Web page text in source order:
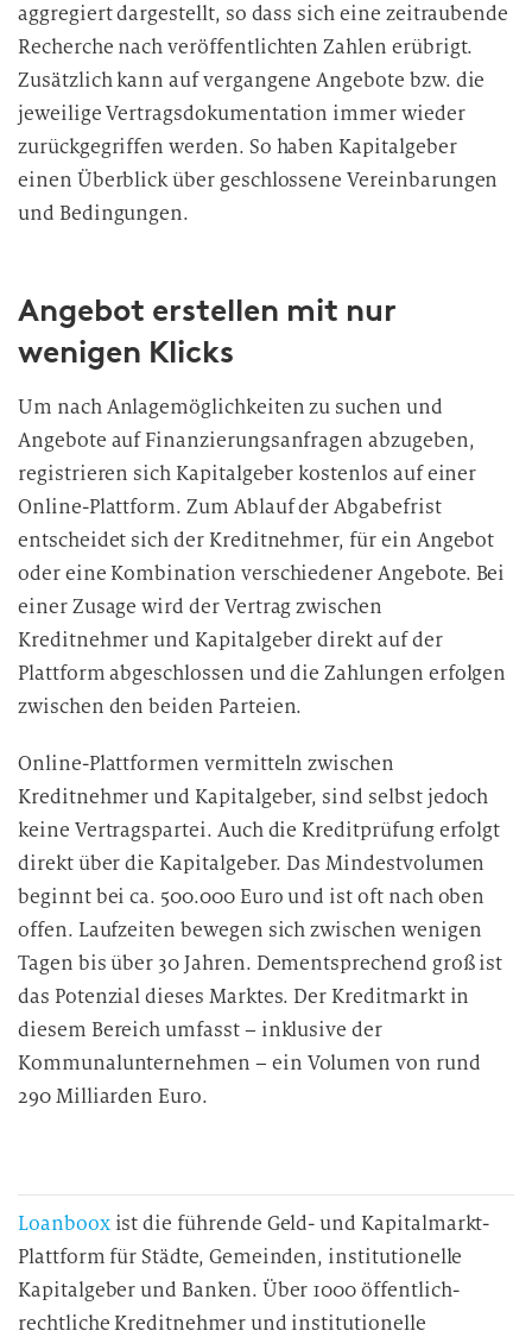
u
n
g
aggregiert dargestellt, so dass sich eine zeitraubende
Recherche nach veröffentlichten Zahlen erübrigt.
Zusätzlich kann auf vergangene Angebote bzw. die
jeweilige Vertragsdokumentation immer wieder
zurückgegriffen werden. So haben Kapitalgeber
einen Überblick über geschlossene Vereinbarungen
und Bedingungen.
Angebot erstellen mit nur
wenigen Klicks
Um nach Anlagemöglichkeiten zu suchen und
Angebote auf Finanzierungsanfragen abzugeben,
registrieren sich Kapitalgeber kostenlos auf einer
Online-Plattform. Zum Ablauf der Abgabefrist
entscheidet sich der Kreditnehmer, für ein Angebot
oder eine Kombination verschiedener Angebote. Bei
einer Zusage wird der Vertrag zwischen
Kreditnehmer und Kapitalgeber direkt auf der
Plattform abgeschlossen und die Zahlungen erfolgen
zwischen den beiden Parteien.
Online-Plattformen vermitteln zwischen
Kreditnehmer und Kapitalgeber, sind selbst jedoch
keine Vertragspartei. Auch die Kreditprüfung erfolgt
direkt über die Kapitalgeber. Das Mindestvolumen
beginnt bei ca. 500.000 Euro und ist oft nach oben
offen. Laufzeiten bewegen sich zwischen wenigen
Tagen bis über 30 Jahren. Dementsprechend groß ist
das Potenzial dieses Marktes. Der Kreditmarkt in
diesem Bereich umfasst – inklusive der
Kommunalunternehmen – ein Volumen von rund
290 Milliarden Euro.
Loanbooxist die führende Geld- und Kapitalmarkt-
Plattform für Städte, Gemeinden, institutionelle
Kapitalgeber und Banken. Über 1000 öffentlich-
rechtliche Kreditnehmer und institutionelle